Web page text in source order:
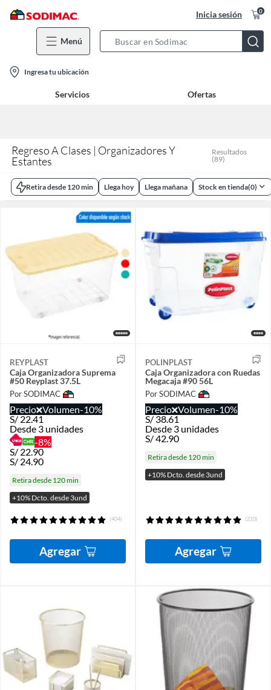
Inicia sesión 0
Menú
Bar
location-
icon
Ingresa tu ubicación
Servicios Ofertas
Regreso A Clases | Organizadores Y
Estantes
Resultados
(89)
Retira desde 120 min Llega hoy Llega mañana Stock en tienda(0)
REYPLAST
Caja Organizadora Suprema
#50 Reyplast 37.5L
Por SODIMAC
Precio Volumen-10%
S/22.41
Desde 3 unidades
-8%
S/ 22.90
S/ 24.90
Retira desde 120 min
+10% Dcto. desde 3und
(404)
Agregar
POLINPLAST
Caja Organizadora con Ruedas
Megacaja #90 56L
Por SODIMAC
Precio Volumen-10%
S/38.61
Desde 3 unidades
S/42.90
Retira desde 120 min
+10% Dcto. desde 3und
(210)
Agregar